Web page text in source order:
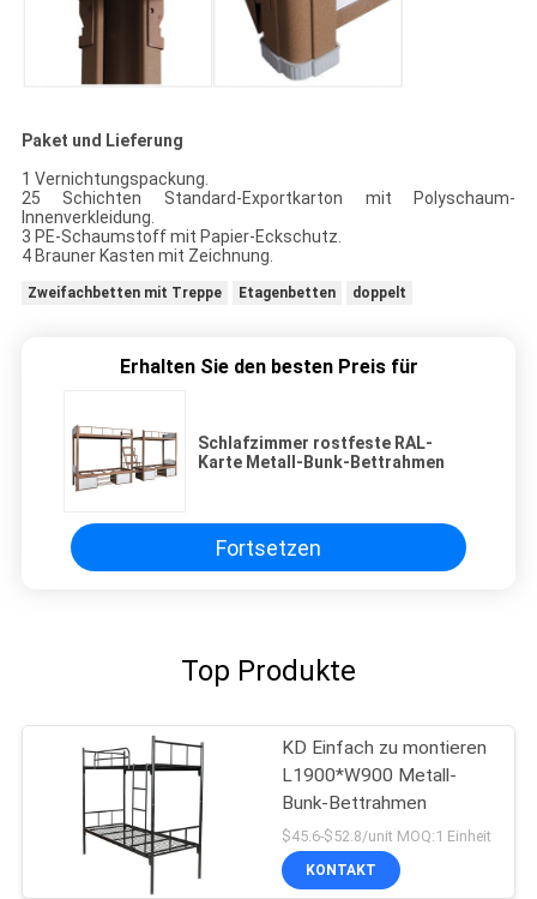
Paket und Lieferung
1 Vernichtungspackung.
25 Schichten Standard-Exportkarton mit Polyschaum-
Innenverkleidung.
3 PE-Schaumstoff mit Papier-Eckschutz.
4 Brauner Kasten mit Zeichnung.
Zweifachbetten mit Treppe Etagenbetten doppelt
Erhalten Sie den besten Preis für
Schlafzimmer rostfeste RAL-
Karte Metall-Bunk-Bettrahmen
Fortsetzen
Top Produkte
KD Einfach zu montieren
L1900*W900 Metall-
Bunk-Bettrahmen
$45.6-$52.8/unit MOQ:1 Einheit
KONTAKT